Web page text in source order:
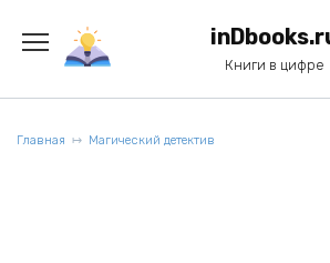
содержанию
Книги в цифре
Главная Магический детектив